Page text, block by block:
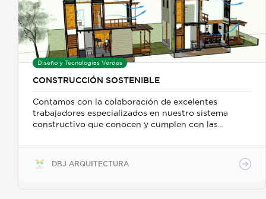
Diseño y Tecnologías Verdes
CONSTRUCCIÓN SOSTENIBLE
Contamos con la colaboración de excelentes
trabajadores especializados en nuestro sistema
constructivo que conocen y cumplen con las
tener el apoyo de diferentes contratistas de
confianza para trabajos adicionales, cumpliendo así
con el proceso constructivo de manera eficiente.
DBJ ARQUITECTURA